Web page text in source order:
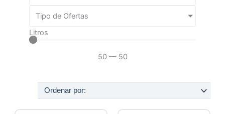
Tipo de Ofertas
Litros
50 — 50